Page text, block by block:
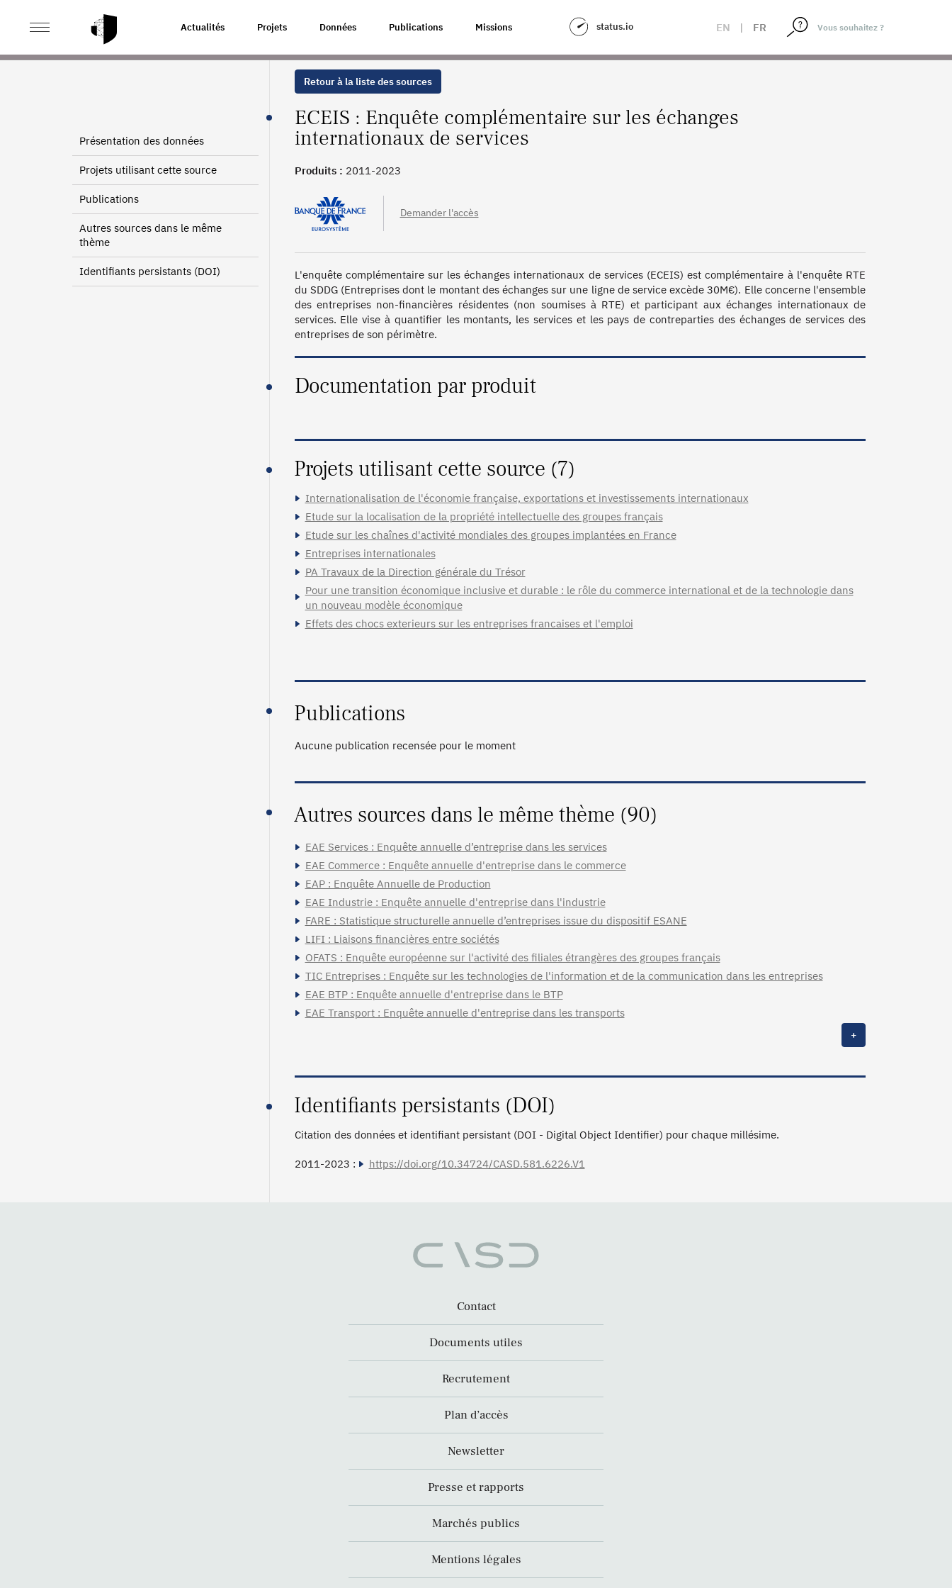
Actualités Projets Données Publications Missions status.io EN | FR
ACCUEIL ENQUÊTE COMPLÉMENTAIRE SUR LES ÉCHANGES INTERNATIONAUX DE SERVICES
Présentation des données
Projets utilisant cette source
Publications
Autres sources dans le même
thème
Identifiants persistants (DOI)
Retour à la liste des sources
ECEIS : Enquête complémentaire sur les échanges
internationaux de services
Produits : 2011-2023
Demander l'accès
L'enquête complémentaire sur les échanges internationaux de services (ECEIS) est complémentaire à l'enquête RTE
du SDDG (Entreprises dont le montant des échanges sur une ligne de service excède 30M€). Elle concerne l'ensemble
des entreprises non-financières résidentes (non soumises à RTE) et participant aux échanges internationaux de
services. Elle vise à quantifier les montants, les services et les pays de contreparties des échanges de services des
entreprises de son périmètre.
Documentation par produit
Projets utilisant cette source (7)
Internationalisation de l'économie française, exportations et investissements internationaux
Etude sur la localisation de la propriété intellectuelle des groupes français
Etude sur les chaînes d'activité mondiales des groupes implantées en France
Entreprises internationales
PA Travaux de la Direction générale du Trésor
Pour une transition économique inclusive et durable : le rôle du commerce international et de la technologie dans
un nouveau modèle économique
Effets des chocs exterieurs sur les entreprises francaises et l'emploi
Publications
Aucune publication recensée pour le moment
Autres sources dans le même thème (90)
EAE Services : Enquête annuelle d’entreprise dans les services
EAE Commerce : Enquête annuelle d'entreprise dans le commerce
EAP : Enquête Annuelle de Production
EAE Industrie : Enquête annuelle d'entreprise dans l'industrie
FARE : Statistique structurelle annuelle d’entreprises issue du dispositif ESANE
LIFI : Liaisons financières entre sociétés
OFATS : Enquête européenne sur l'activité des filiales étrangères des groupes français
TIC Entreprises : Enquête sur les technologies de l'information et de la communication dans les entreprises
EAE BTP : Enquête annuelle d'entreprise dans le BTP
EAE Transport : Enquête annuelle d'entreprise dans les transports
+
Identifiants persistants (DOI)
Citation des données et identifiant persistant (DOI - Digital Object Identifier) pour chaque millésime.
2011-2023 : https://doi.org/10.34724/CASD.581.6226.V1
Contact
Documents utiles
Recrutement
Plan d’accès
Newsletter
Presse et rapports
Marchés publics
Mentions légales